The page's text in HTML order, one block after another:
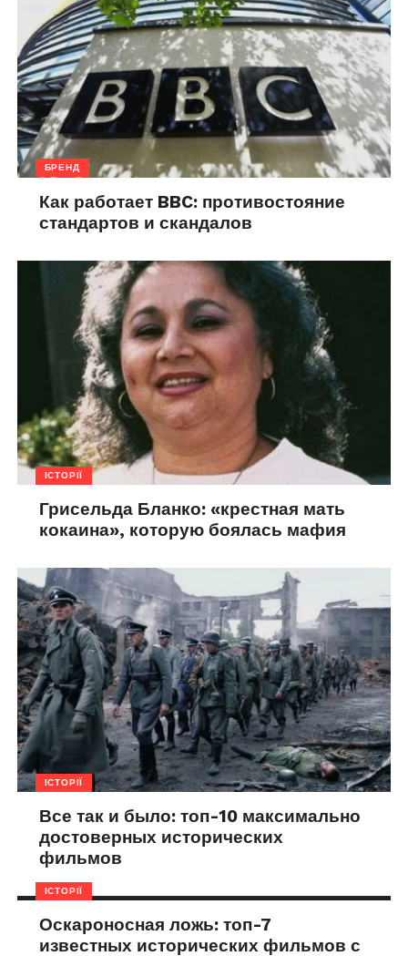
БРЕНД
Как работает BBC: противостояние
стандартов и скандалов
ІСТОРІЇ
Грисельда Бланко: «крестная мать
кокаина», которую боялась мафия
ІСТОРІЇ
Все так и было: топ-10 максимально
достоверных исторических
фильмов
ІСТОРІЇ
Оскароносная ложь: топ-7
известных исторических фильмов с